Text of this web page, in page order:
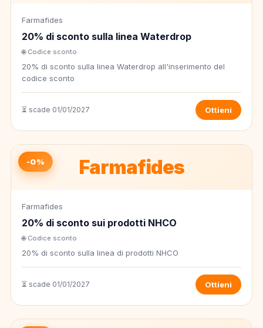
Farmafides
20% di sconto sulla linea Waterdrop
🌐 Codice sconto
20% di sconto sulla linea Waterdrop all'inserimento del
codice sconto
⏳ scade 01/01/2027 Ottieni
Farmafides
-0%
Farmafides
20% di sconto sui prodotti NHCO
🌐 Codice sconto
20% di sconto sulla linea di prodotti NHCO
⏳ scade 01/01/2027 Ottieni